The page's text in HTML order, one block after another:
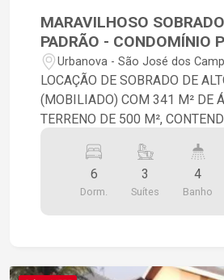
MARAVILHOSO
PADRÃO - CONDOMÍNIO
SERRA - URBANOVA
Urbanova - São José dos
LOCAÇÃO DE SOBRADO DE
(MOBILIADO) COM 341 M² DE
TERRENO DE 500 M²,
TIPO AMERICANA TODA
FOGÃO, FORNOS ELÉTRICO E
GELADEIRA, FREEZER
DE JANTAR, ESTAR E TV
6
Dorm.
3
Suítes
4
Banho